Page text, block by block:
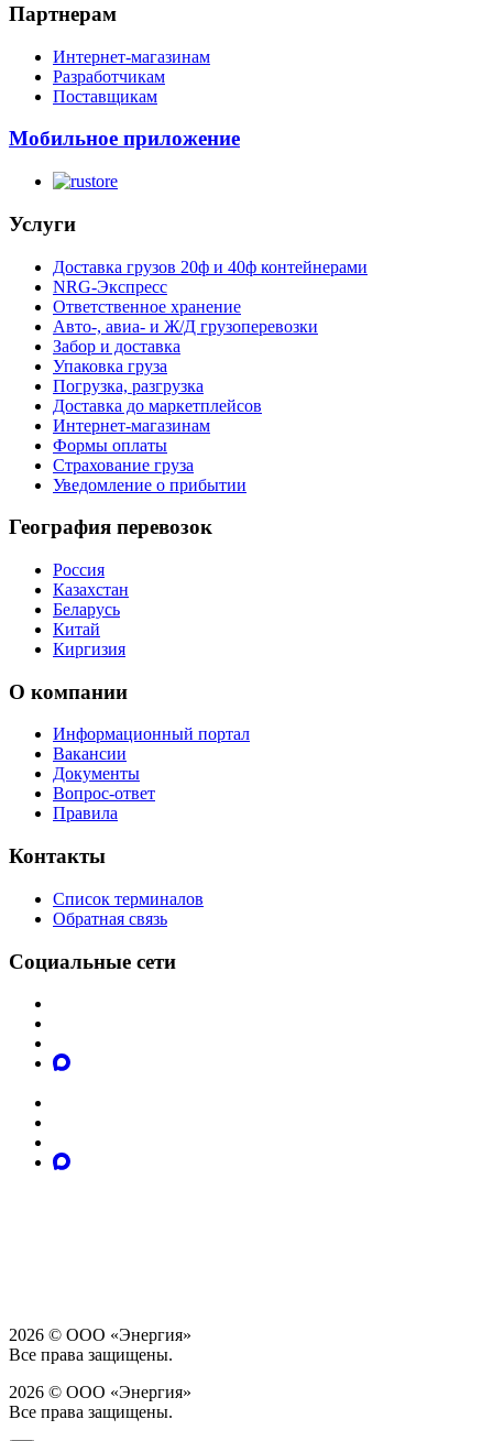
Партнерам
Интернет-магазинам
Разработчикам
Поставщикам
Мобильное приложение
Услуги
Доставка грузов 20ф и 40ф контейнерами
NRG-Экспресс
Ответственное хранение
Авто-, авиа- и Ж/Д грузоперевозки
Забор и доставка
Упаковка груза
Погрузка, разгрузка
Доставка до маркетплейсов
Интернет-магазинам
Формы оплаты
Страхование груза
Уведомление о прибытии
География перевозок
Россия
Казахстан
Беларусь
Китай
Киргизия
О компании
Информационный портал
Вакансии
Документы
Вопрос-ответ
Правила
Контакты
Список терминалов
Обратная связь
Социальные сети
2026 © ООО «Энергия»
Все права защищены.
2026 © ООО «Энергия»
Все права защищены.